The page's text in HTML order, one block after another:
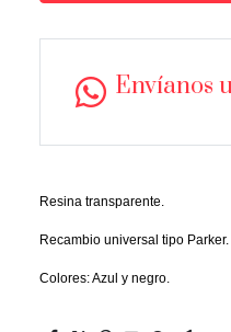
Envíanos
Resina transparente.
Recambio universal tipo Parker.
Colores: Azul y negro.